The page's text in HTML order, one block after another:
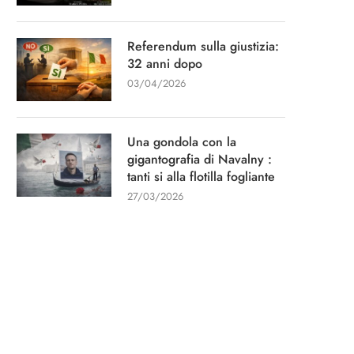
Referendum sulla giustizia:
32 anni dopo
03/04/2026
Una gondola con la
gigantografia di Navalny :
tanti si alla flotilla fogliante
27/03/2026